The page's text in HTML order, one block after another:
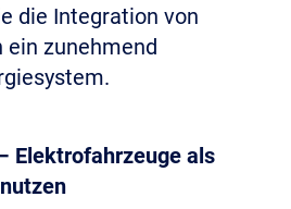
die Integration von
zunehmend
Elektrofahrzeuge als